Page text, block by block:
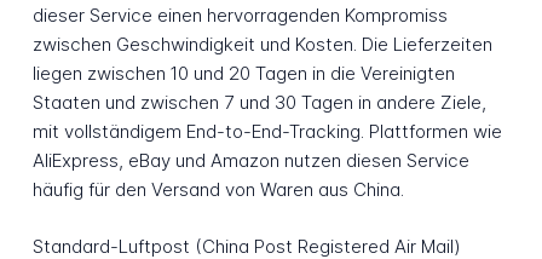
dieser Service einen hervorragenden Kompromiss
zwischen Geschwindigkeit und Kosten. Die Lieferzeiten
liegen zwischen 10 und 20 Tagen in die Vereinigten
Staaten und zwischen 7 und 30 Tagen in andere Ziele,
mit vollständigem End-to-End-Tracking. Plattformen wie
AliExpress, eBay und Amazon nutzen diesen Service
häufig für den Versand von Waren aus China.
Standard-Luftpost (China Post Registered Air Mail)